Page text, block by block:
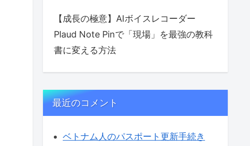
【成長の極意】AIボイスレコーダー
Plaud Note Pinで「現場」を最強の教科
書に変える方法
最近のコメント
ベトナム人のパスポート更新手続き